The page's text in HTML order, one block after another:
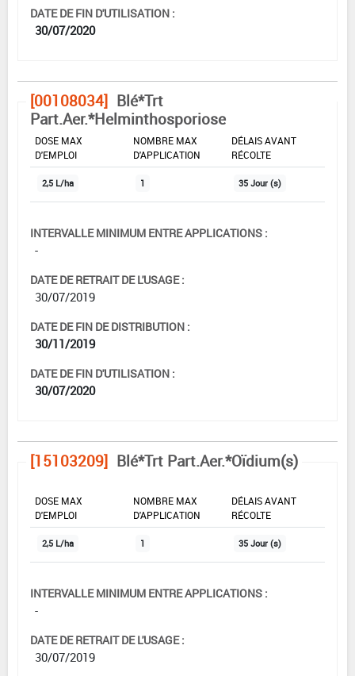
DATE DE FIN D'UTILISATION :
30/07/2020
[00108034] Blé*Trt
Part.Aer.*Helminthosporiose
DOSE MAX
D'EMPLOI
NOMBRE MAX
D'APPLICATION
DÉLAIS AVANT
RÉCOLTE
2,5 L/ha 1 35 Jour (s)
INTERVALLE MINIMUM ENTRE APPLICATIONS :
-
DATE DE RETRAIT DE L'USAGE :
30/07/2019
DATE DE FIN DE DISTRIBUTION :
30/11/2019
DATE DE FIN D'UTILISATION :
30/07/2020
[15103209] Blé*Trt Part.Aer.*Oïdium(s)
DOSE MAX
D'EMPLOI
NOMBRE MAX
D'APPLICATION
DÉLAIS AVANT
RÉCOLTE
2,5 L/ha 1 35 Jour (s)
INTERVALLE MINIMUM ENTRE APPLICATIONS :
-
DATE DE RETRAIT DE L'USAGE :
30/07/2019